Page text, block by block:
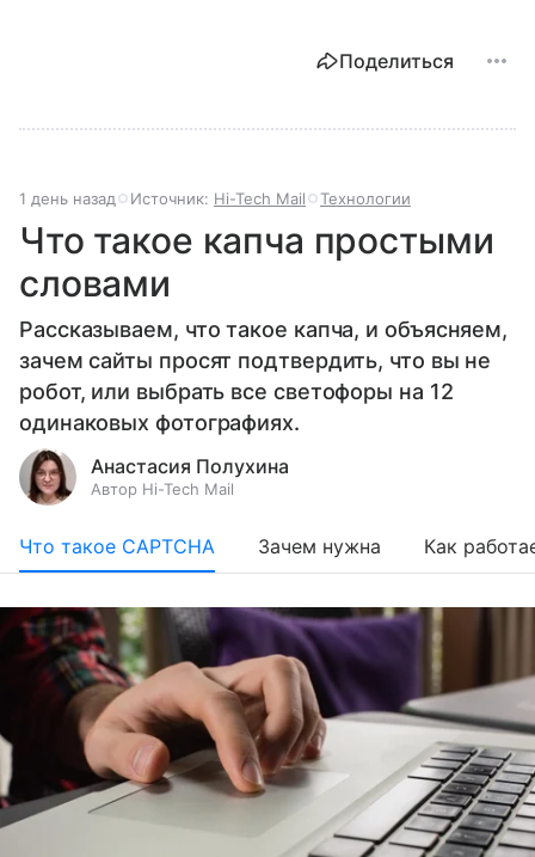
Поделиться
1 день назад Источник: Hi-Tech Mail Технологии
Что такое капча простыми
словами
Рассказываем, что такое капча, и объясняем,
зачем сайты просят подтвердить, что вы не
робот, или выбрать все светофоры на 12
одинаковых фотографиях.
Анастасия Полухина
Автор Hi-Tech Mail
Что такое CAPTCHA Зачем нужна Как